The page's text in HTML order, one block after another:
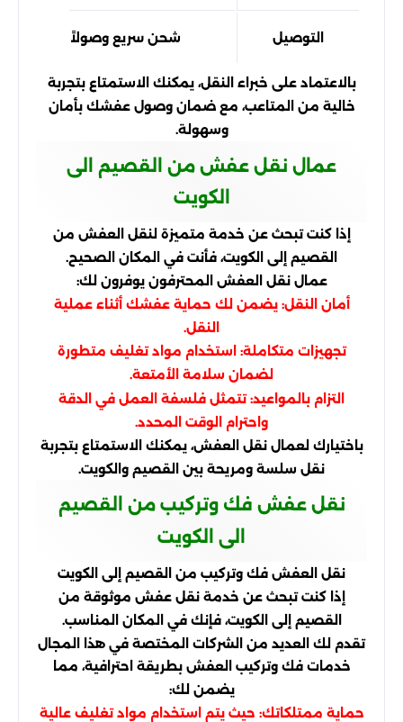
التوصيل شحن سريع وصولاً إلى وجهتك
بالاعتماد على خبراء النقل، يمكنك الاستمتاع بتجربة
خالية من المتاعب، مع ضمان وصول عفشك بأمان
وسهولة.
عمال نقل عفش من القصيم الى
الكويت
إذا كنت تبحث عن خدمة متميزة لنقل العفش من
القصيم إلى الكويت، فأنت في المكان الصحيح.
عمال نقل العفش المحترفون يوفرون لك:
أمان النقل: يضمن لك حماية عفشك أثناء عملية
النقل.
تجهيزات متكاملة: استخدام مواد تغليف متطورة
لضمان سلامة الأمتعة.
التزام بالمواعيد: تتمثل فلسفة العمل في الدقة
واحترام الوقت المحدد.
باختيارك لعمال نقل العفش، يمكنك الاستمتاع بتجربة
نقل سلسة ومريحة بين القصيم والكويت.
نقل عفش فك وتركيب من القصيم
الى الكويت
نقل العفش فك وتركيب من القصيم إلى الكويت
إذا كنت تبحث عن خدمة نقل عفش موثوقة من
القصيم إلى الكويت، فإنك في المكان المناسب.
تقدم لك العديد من الشركات المختصة في هذا المجال
خدمات فك وتركيب العفش بطريقة احترافية، مما
يضمن لك:
حماية ممتلكاتك: حيث يتم استخدام مواد تغليف عالية